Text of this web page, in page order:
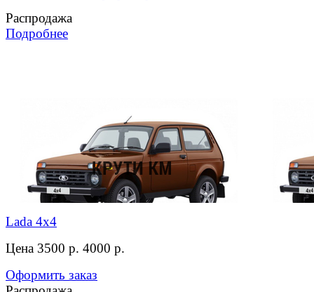
Распродажа
Подробнее
Lada 4x4
Цена 3500 р. 4000 р.
Оформить заказ